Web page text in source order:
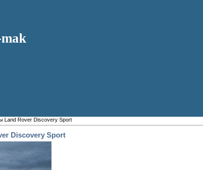
Land Rover Discovery Sport
Discovery Sport